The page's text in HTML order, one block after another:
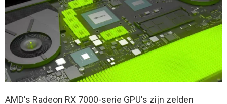
AMD's Radeon RX 7000-serie GPU's zijn zelden